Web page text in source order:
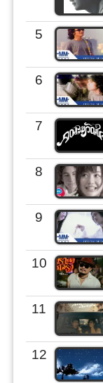
5
6
7
8
9
10
11
12